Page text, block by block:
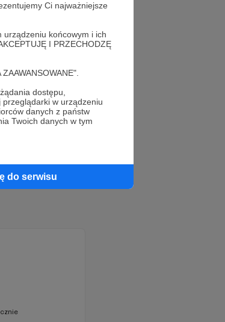
Ci najważniejsze
końcowym i ich
I PRZECHODZĘ
dostępu,
w urządzeniu
danych z państw
Twoich danych w tym
do serwisu